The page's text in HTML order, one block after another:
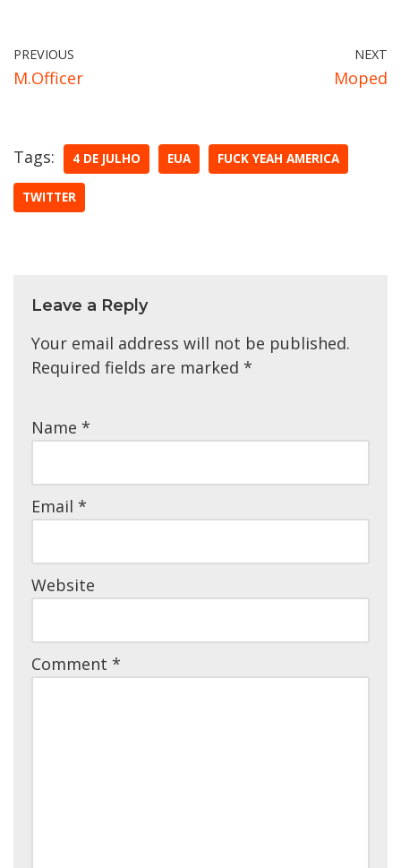
PREVIOUS
M.Officer
NEXT
Moped
Tags: 4 DE JULHO EUA FUCK YEAH AMERICA
TWITTER
Leave a Reply
Your email address will not be published.
Required fields are marked *
Name *
Email *
Website
Comment *